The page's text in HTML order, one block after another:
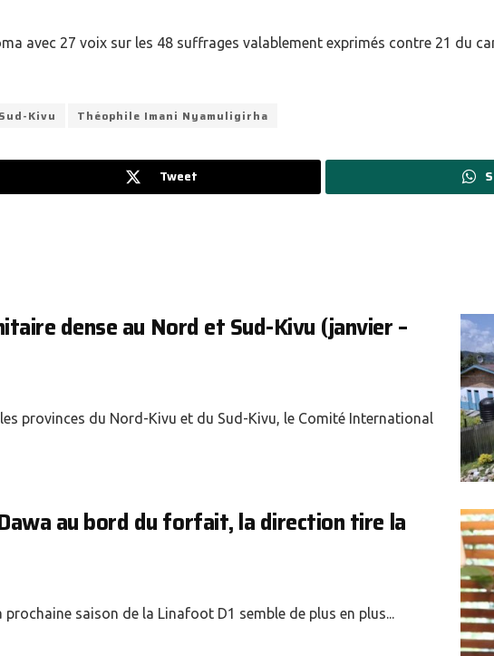
avec 27 voix sur les 48 suffrages valablement exprimés contre 21 du
Sud-Kivu Théophile Imani Nyamuligirha
Tweet
dense au Nord et Sud-Kivu (janvier –
provinces du Nord-Kivu et du Sud-Kivu, le Comité International
au bord du forfait, la direction tire la
saison de la Linafoot D1 semble de plus en plus...